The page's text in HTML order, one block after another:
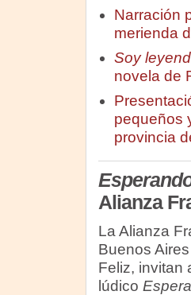
Narración
merienda
Soy
novela de
pequeños
provincia
Alianza
La Alianza
Buenos
Feliz, invitan
lúdico